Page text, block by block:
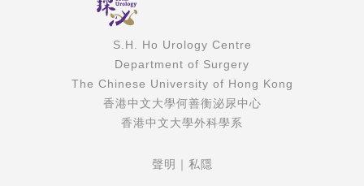
S.H. Ho Urology Centre
Department of Surgery
The Chinese University of Hong Kong
香港中文大學何善衡泌尿中心
香港中文大學外科學系
聲明 ｜ 私隱